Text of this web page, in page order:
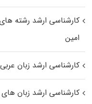
کارشناسی ارشد رﺷﺘﻪ
اﻣﻴﻦ
کارشناسی ارشد زبان عربی
کارشناسی ارشد زبان‌ های